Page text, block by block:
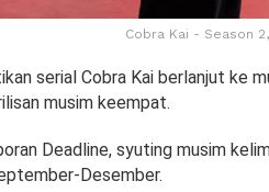
Cobra Kai - Season
serial Cobra Kai berlanjut ke
musim keempat.
Deadline, syuting musim
Desember.